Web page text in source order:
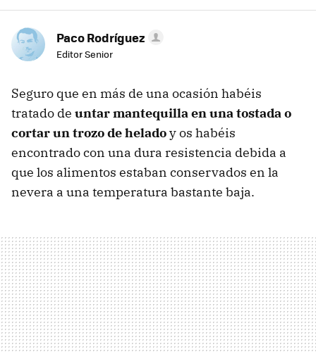
Paco Rodríguez
Editor Senior
Seguro que en más de una ocasión habéis
tratado de untar mantequilla en una tostada o
cortar un trozo de heladoy os habéis
encontrado con una dura resistencia debida a
que los alimentos estaban conservados en la
nevera a una temperatura bastante baja.